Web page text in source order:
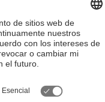
Accesibilidad
privacidad